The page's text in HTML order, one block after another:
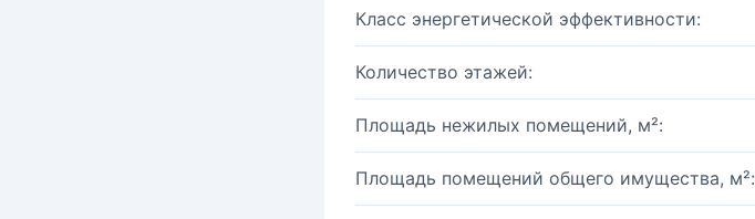
Класс энергетической эффективности:
Количество этажей:
Площадь нежилых помещений, м²:
Площадь помещений общего имущества, м²: